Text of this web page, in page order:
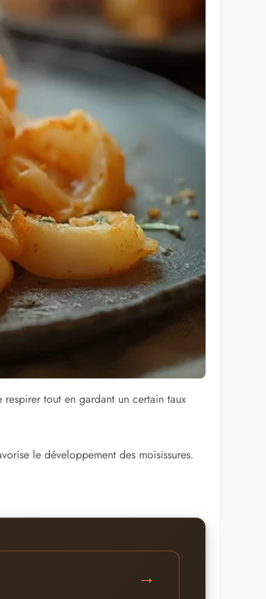
tout en gardant un certain taux
le développement des moisissures.
→